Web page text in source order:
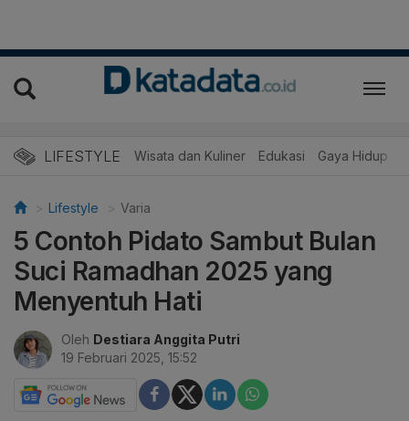
LIFESTYLE Wisata dan Kuliner Edukasi Gaya Hidup
Lifestyle Varia
5 Contoh Pidato Sambut Bulan
Suci Ramadhan 2025 yang
Menyentuh Hati
Oleh Destiara Anggita Putri
19 Februari 2025, 15:52